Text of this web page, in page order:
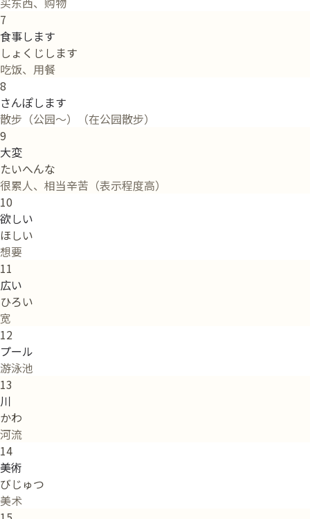
7
食事します
しょくじします
吃饭、用餐
8
さんぽします
散步（公园～）（在公园散步）
9
大変
たいへんな
很累人、相当辛苦（表示程度高）
10
欲しい
ほしい
想要
11
広い
ひろい
宽
12
プール
游泳池
13
川
かわ
河流
14
美術
びじゅつ
美术